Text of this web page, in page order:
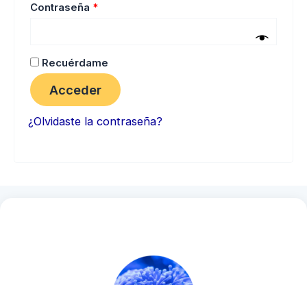
Contraseña *
Recuérdame
Acceder
¿Olvidaste la contraseña?